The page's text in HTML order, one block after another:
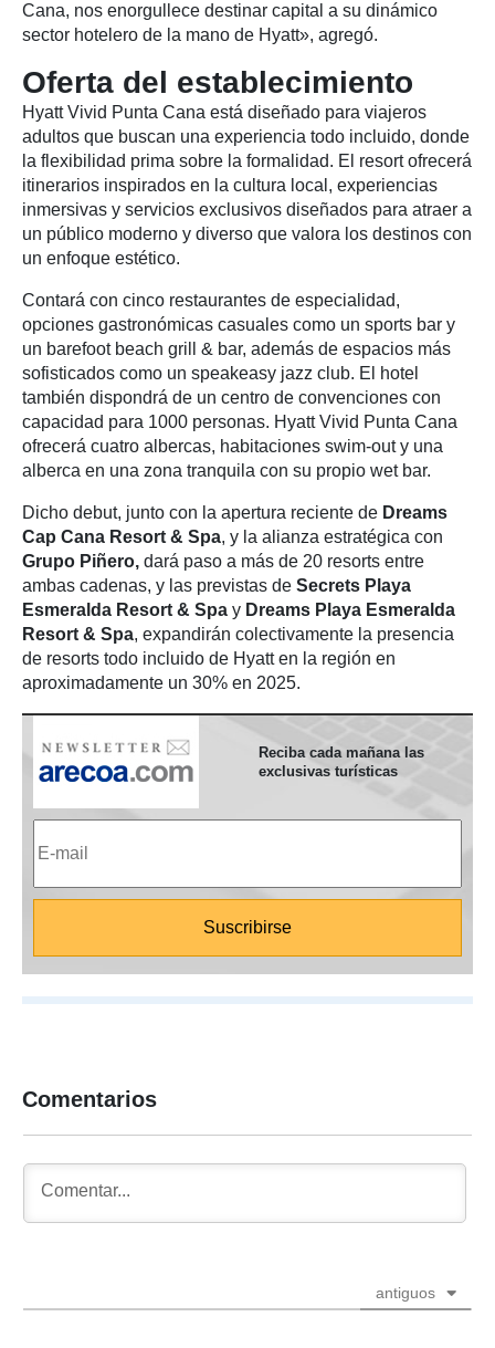
Cana, nos enorgullece destinar capital a su dinámico
sector hotelero de la mano de Hyatt», agregó.
Oferta del establecimiento
Hyatt Vivid Punta Cana está diseñado para viajeros
adultos que buscan una experiencia todo incluido, donde
la flexibilidad prima sobre la formalidad. El resort ofrecerá
itinerarios inspirados en la cultura local, experiencias
inmersivas y servicios exclusivos diseñados para atraer a
un público moderno y diverso que valora los destinos con
un enfoque estético.
Contará con cinco restaurantes de especialidad,
opciones gastronómicas casuales como un sports bar y
un barefoot beach grill & bar, además de espacios más
sofisticados como un speakeasy jazz club. El hotel
también dispondrá de un centro de convenciones con
capacidad para 1000 personas. Hyatt Vivid Punta Cana
ofrecerá cuatro albercas, habitaciones swim-out y una
alberca en una zona tranquila con su propio wet bar.
Dicho debut, junto con la apertura reciente de Dreams
Cap Cana Resort & Spa, y la alianza estratégica con
Grupo Piñero, dará paso a más de 20 resorts entre
ambas cadenas, y las previstas de Secrets Playa
Esmeralda Resort & Spa y Dreams Playa Esmeralda
Resort & Spa, expandirán colectivamente la presencia
de resorts todo incluido de Hyatt en la región en
aproximadamente un 30% en 2025.
Reciba cada mañana las
exclusivas turísticas
Comentarios
antiguos